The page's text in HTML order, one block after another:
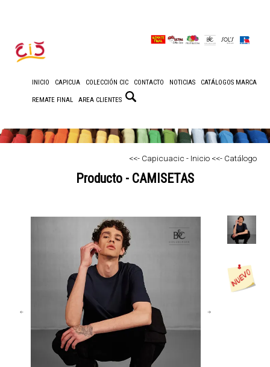
INICIO CAPICUA COLECCIÓN CIC CONTACTO NOTICIAS CATÁLOGOS MARCA
REMATE FINAL AREA CLIENTES
<<- Capicuacic - Inicio<<- Catálogo
Producto - CAMISETAS